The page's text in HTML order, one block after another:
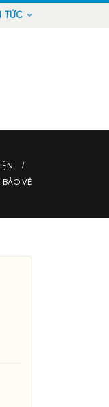
TỨC
BẢO VỆ